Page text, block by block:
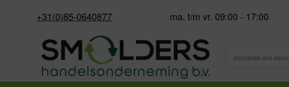
+31(0)85-0640877 ma. t/m vr. 09:00 - 17:00